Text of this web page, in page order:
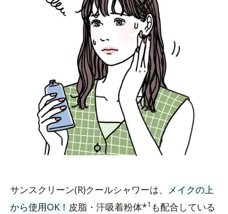
サンスクリーン(R)クールシャワーは、 メイクの上
から使用OK！ 皮脂・汗吸着粉体*1 も配合している